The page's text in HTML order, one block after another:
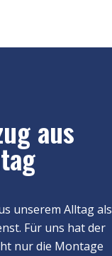
aus
unserem Alltag als
Für uns hat der
nur die Montage